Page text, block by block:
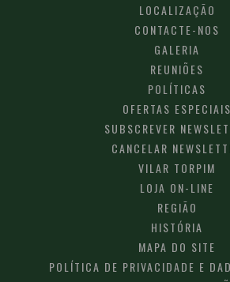
LOCALIZAÇÃO
CONTACTE-NOS
GALERIA
REUNIÕES
POLÍTICAS
OFERTAS ESPECIAIS
SUBSCREVER
CANCELAR
VILAR TORPIM
LOJA ON-LINE
REGIÃO
HISTÓRIA
MAPA DO SITE
POLÍTICA DE PRIVACIDADE E